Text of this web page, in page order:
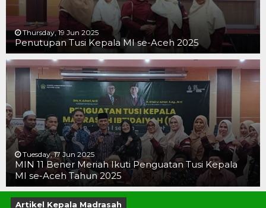
Thursday, 19 Jun 2025
Penutupan Tusi Kepala MI se-Aceh 2025
Tuesday, 17 Jun 2025
MIN 11 Bener Meriah Ikuti Penguatan Tusi Kepala
MI se-Aceh Tahun 2025
Artikel Kepala Madrasah
19 JUN 2025
19 JUN 2025
16 JUN 2025